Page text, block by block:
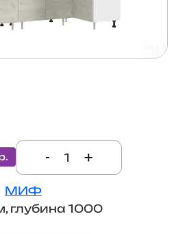
- +
МИФ
глубина 1000